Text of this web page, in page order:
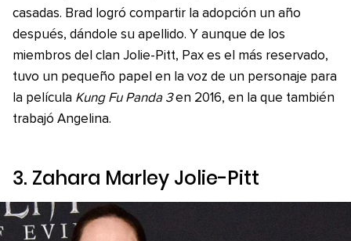
casadas. Brad logró compartir la adopción un año
después, dándole su apellido. Y aunque de los
miembros del clan Jolie-Pitt, Pax es el más reservado,
tuvo un pequeño papel en la voz de un personaje para
la película Kung Fu Panda 3en 2016, en la que también
trabajó Angelina.
3. Zahara Marley Jolie-Pitt